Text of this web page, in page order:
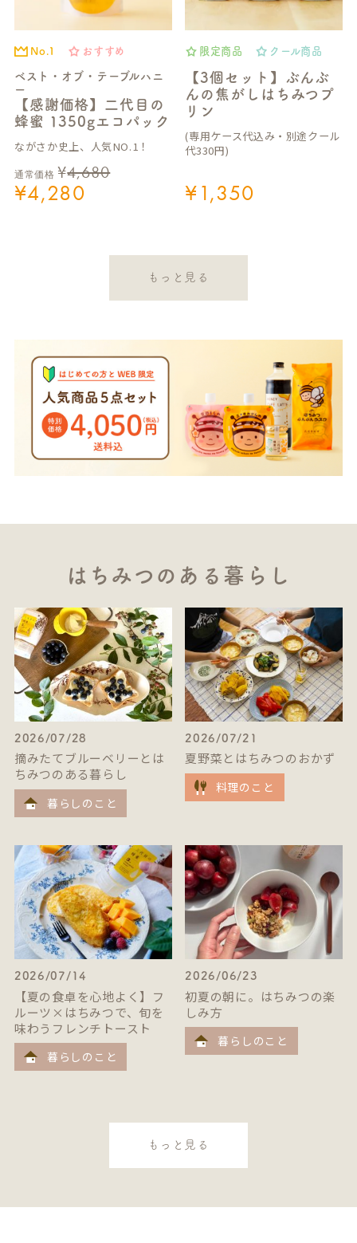
No.1 おすすめ
ベスト・オブ・テーブルハニ
ー
【感謝価格】二代目の
蜂蜜 1350gエコパック
ながさか史上、人気NO.1！
通常価格 ¥4,680
¥4,280
限定商品 クール商品
【3個セット】ぶんぶ
んの焦がしはちみつプ
リン
(専用ケース代込み・別途クール
代330円)
¥1,350
もっと見る
はちみつのある暮らし
2026/07/28
摘みたてブルーベリーとは
ちみつのある暮らし
暮らしのこと
2026/07/21
夏野菜とはちみつのおかず
料理のこと
2026/07/14
【夏の食卓を心地よく】フ
ルーツ×はちみつで、旬を
味わうフレンチトースト
暮らしのこと
2026/06/23
初夏の朝に。はちみつの楽
しみ方
暮らしのこと
もっと見る